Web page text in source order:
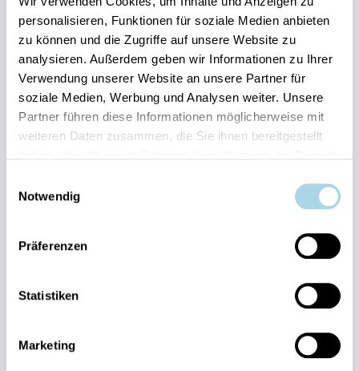
personalisieren, Funktionen für soziale Medien anbieten
zu können und die Zugriffe auf unsere Website zu
analysieren. Außerdem geben wir Informationen zu Ihrer
Verwendung unserer Website an unsere Partner für
soziale Medien, Werbung und Analysen weiter. Unsere
Partner führen diese Informationen möglicherweise mit
weiteren Daten zusammen, die Sie ihnen bereitgestellt
Notwendig
Präferenzen
Statistiken
Marketing
4.6
Herausragend
28 Bewertungen
Entdecken
Next
Binz, Ostseebad